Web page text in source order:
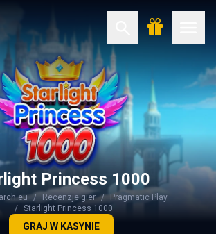
Princess 1000
Recenzje gier
Pragmatic Play
Starlight Princess 1000
GRAJ W KASYNIE